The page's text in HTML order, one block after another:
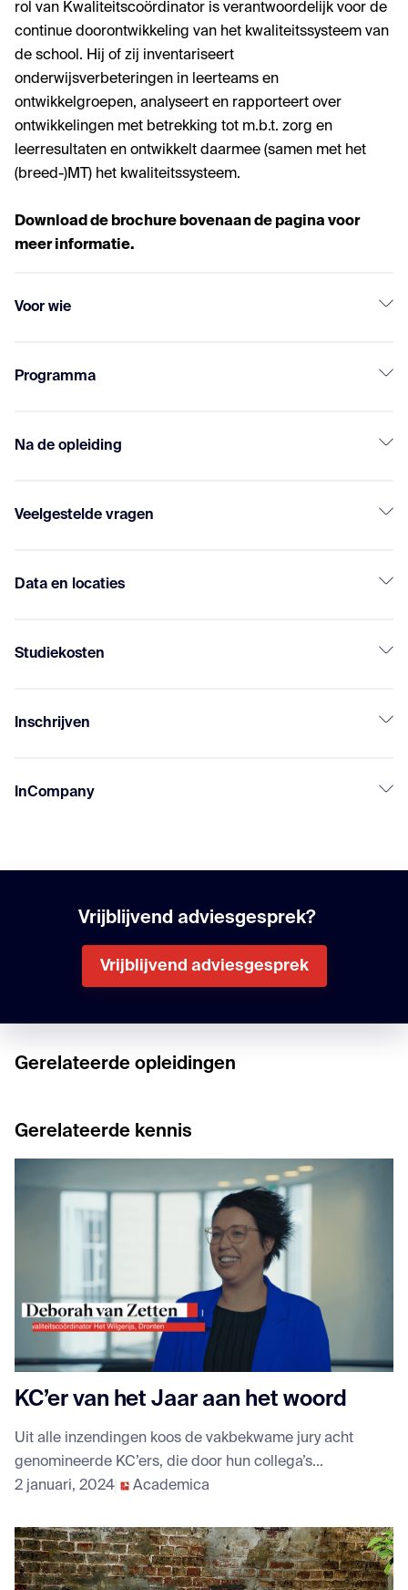
rol van Kwaliteitscoördinator is verantwoordelijk voor de
continue doorontwikkeling van het kwaliteitssysteem van
de school. Hij of zij inventariseert
onderwijsverbeteringen in leerteams en
ontwikkelgroepen, analyseert en rapporteert over
ontwikkelingen met betrekking tot m.b.t. zorg en
leerresultaten en ontwikkelt daarmee (samen met het
(breed-)MT) het kwaliteitssysteem.
Download de brochure bovenaan de pagina voor
meer informatie.
Voor wie
Programma
Na de opleiding
Veelgestelde vragen
Data en locaties
Studiekosten
Inschrijven
InCompany
Vrijblijvend adviesgesprek?
Vrijblijvend adviesgesprek
Gerelateerde opleidingen
Gerelateerde kennis
KC’er van het Jaar aan het woord
Uit alle inzendingen koos de vakbekwame jury acht
genomineerde KC’ers, die door hun collega’s...
2 januari, 2024
Academica